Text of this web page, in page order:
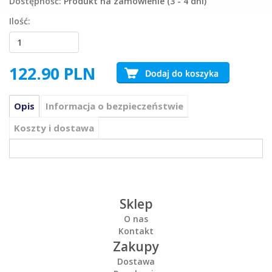
Ilość:
122.90 PLN
Opis
Informacja o bezpieczeństwie
Koszty i dostawa
Sklep
O nas
Kontakt
Zakupy
Dostawa